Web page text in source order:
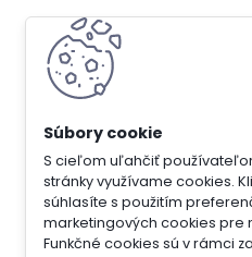
S cieľom uľahčiť
stránky využívame cookies.
súhlasíte s použitím
marketingových cookies pre
Funkčné cookies sú v rámci